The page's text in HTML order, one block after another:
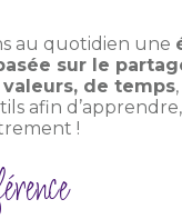
au quotidien une
sur le
de temps
afin
!